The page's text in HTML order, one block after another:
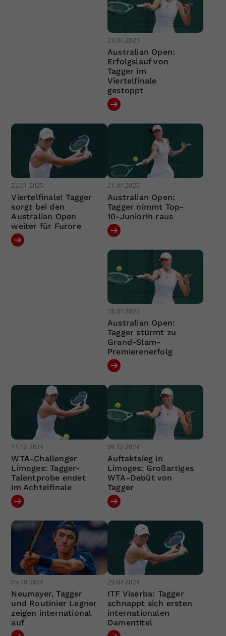
23.01.2025
Australian Open:
Erfolgslauf von
Tagger im
Viertelfinale
gestoppt
22.01.2025
Viertelfinale! Tagger
sorgt bei den
Australian Open
weiter für Furore
21.01.2025
Australian Open:
Tagger nimmt Top-
10-Juniorin raus
18.01.2025
Australian Open:
Tagger stürmt zu
Grand-Slam-
Premierenerfolg
11.12.2024
WTA-Challenger
Limoges: Tagger-
Talentprobe endet
im Achtelfinale
09.12.2024
Auftaktsieg in
Limoges: Großartiges
WTA-Debüt von
Tagger
09.10.2024
Neumayer, Tagger
und Routinier Legner
zeigen international
auf
29.07.2024
ITF Viserba: Tagger
schnappt sich ersten
internationalen
Damentitel